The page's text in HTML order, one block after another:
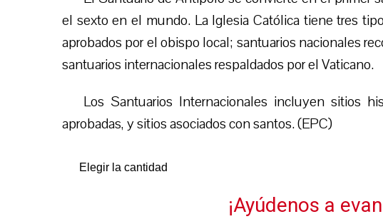
el sexto en el mundo. La Iglesia Católica tiene tres
aprobados por el obispo local; santuarios nacionales
santuarios internacionales respaldados por el Vaticano.
Los Santuarios Internacionales incluyen sitios
aprobadas, y ​​sitios asociados con santos. (EPC)